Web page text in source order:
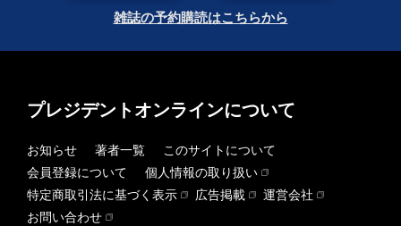
雑誌の予約購読はこちらから
プレジデントオンラインについて
お知らせ 著者一覧
このサイトについて
会員登録について
個人情報の取り扱い
特定商取引法に基づく表示
広告掲載
運営会社
お問い合わせ